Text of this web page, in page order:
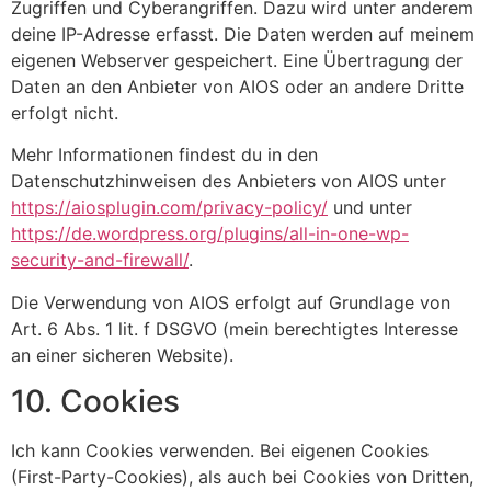
Zugriffen und Cyberangriffen. Dazu wird unter anderem
deine IP-Adresse erfasst. Die Daten werden auf meinem
eigenen Webserver gespeichert. Eine Übertragung der
Daten an den Anbieter von AIOS oder an andere Dritte
erfolgt nicht.
Mehr Informationen findest du in den
Datenschutzhinweisen des Anbieters von AIOS unter
https://aiosplugin.com/privacy-policy/ und unter
https://de.wordpress.org/plugins/all-in-one-wp-
security-and-firewall/.
Die Verwendung von AIOS erfolgt auf Grundlage von
Art. 6 Abs. 1 lit. f DSGVO (mein berechtigtes Interesse
an einer sicheren Website).
10. Cookies
Ich kann Cookies verwenden. Bei eigenen Cookies
(First-Party-Cookies), als auch bei Cookies von Dritten,